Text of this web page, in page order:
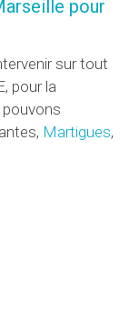
pour
sur tout
pour la
pouvons
Martigues,